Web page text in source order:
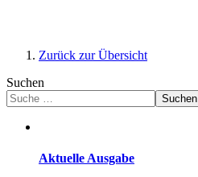
Zurück zur Übersicht
Suchen
Suchen
Aktuelle Ausgabe